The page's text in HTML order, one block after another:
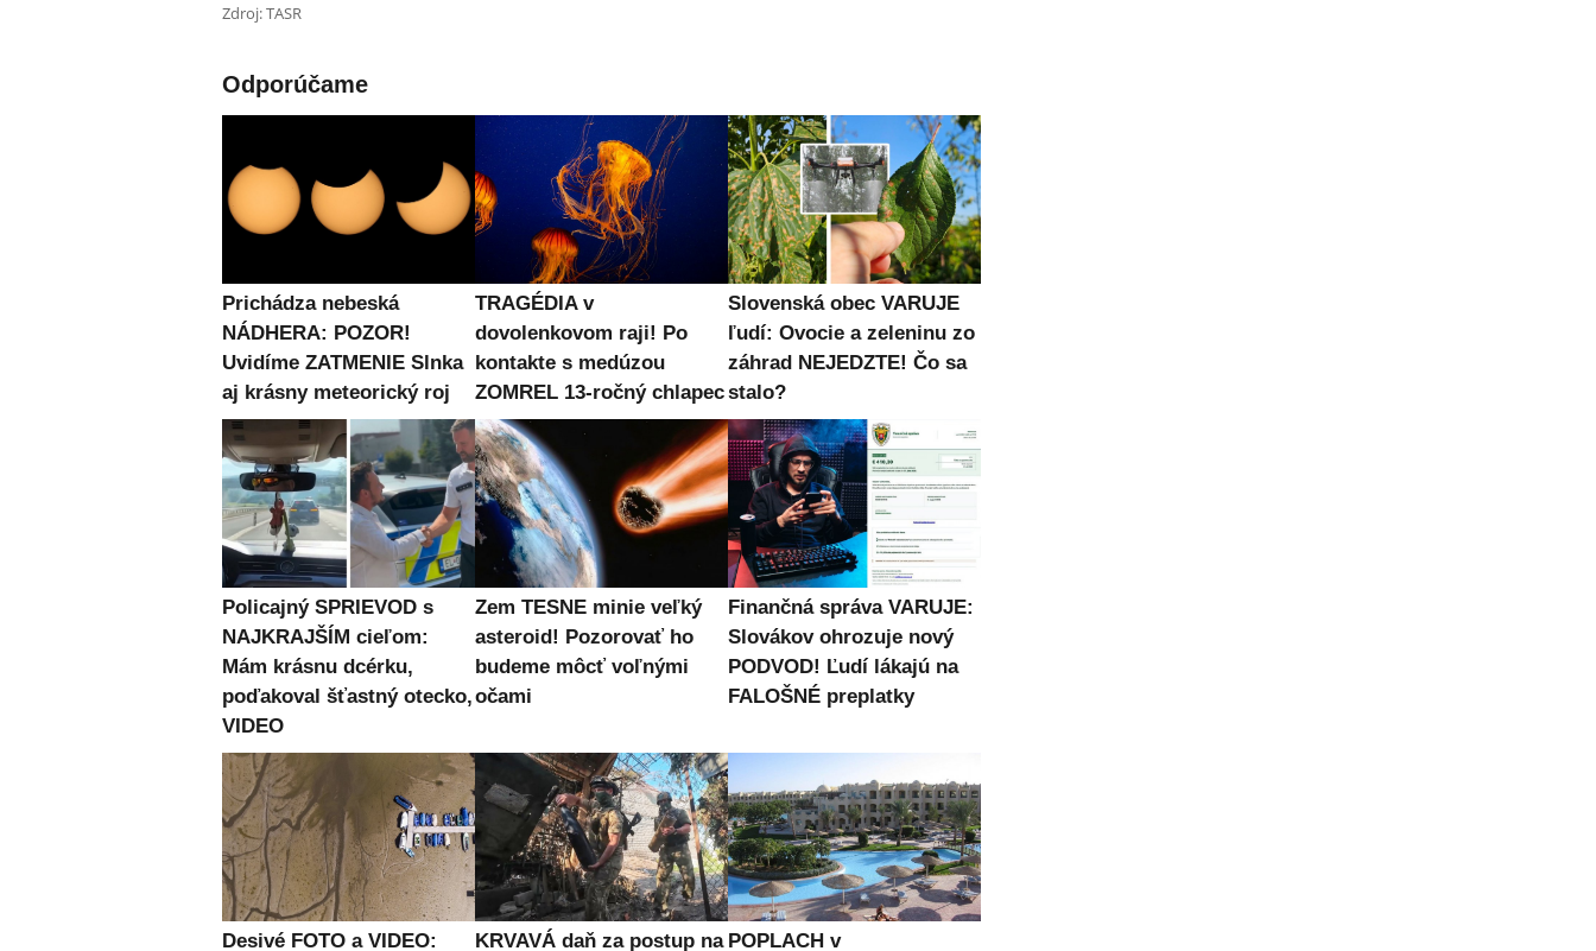
Zdroj: TASR
Odporúčame
Prichádza nebeská
NÁDHERA: POZOR!
Uvidíme ZATMENIE Slnka
aj krásny meteorický roj
TRAGÉDIA v
dovolenkovom raji! Po
kontakte s medúzou
ZOMREL 13-ročný chlapec
Slovenská obec VARUJE
ľudí: Ovocie a zeleninu zo
záhrad NEJEDZTE! Čo sa
stalo?
Policajný SPRIEVOD s
NAJKRAJŠÍM cieľom:
Mám krásnu dcérku,
poďakoval šťastný otecko,
VIDEO
Zem TESNE minie veľký
asteroid! Pozorovať ho
budeme môcť voľnými
očami
Finančná správa VARUJE:
Slovákov ohrozuje nový
PODVOD! Ľudí lákajú na
FALOŠNÉ preplatky
Desivé FOTO a VIDEO: KRVAVÁ daň za postup na POPLACH v